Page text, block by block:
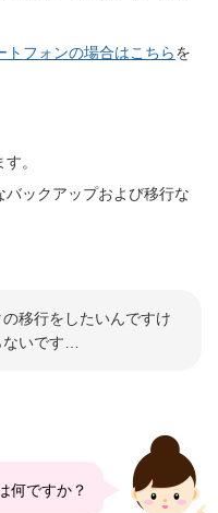
フォンの場合はこちらを
。
ックアップおよび移行な
移行をしたいんですけ
いです…
何ですか？